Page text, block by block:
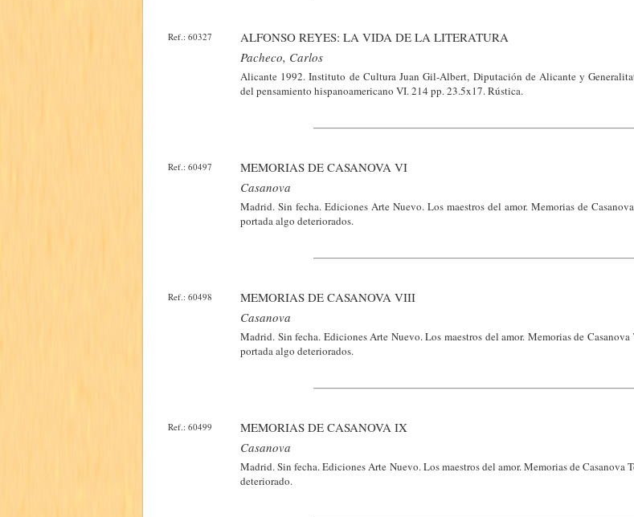
Ref.: 60327
ALFONSO REYES: LA VIDA DE LA LITERATURA
Pacheco, Carlos
Alicante 1992. Instituto de Cultura Juan Gil-Albert, Diputación de Alicante y
del pensamiento hispanoamericano VI. 214 pp. 23.5x17. Rústica.
Ref.: 60497
MEMORIAS DE CASANOVA VI
Casanova
Madrid. Sin fecha. Ediciones Arte Nuevo. Los maestros del amor. Memorias de
portada algo deteriorados.
Ref.: 60498
MEMORIAS DE CASANOVA VIII
Casanova
Madrid. Sin fecha. Ediciones Arte Nuevo. Los maestros del amor. Memorias de
portada algo deteriorados.
Ref.: 60499
MEMORIAS DE CASANOVA IX
Casanova
Madrid. Sin fecha. Ediciones Arte Nuevo. Los maestros del amor. Memorias de
deteriorado.